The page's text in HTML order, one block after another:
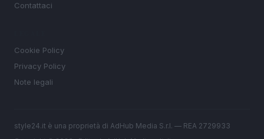
Contattaci
Cookie Policy
Privacy Policy
Note legali
style24.it è una proprietà di AdHub Media S.r.l. — REA 2729933